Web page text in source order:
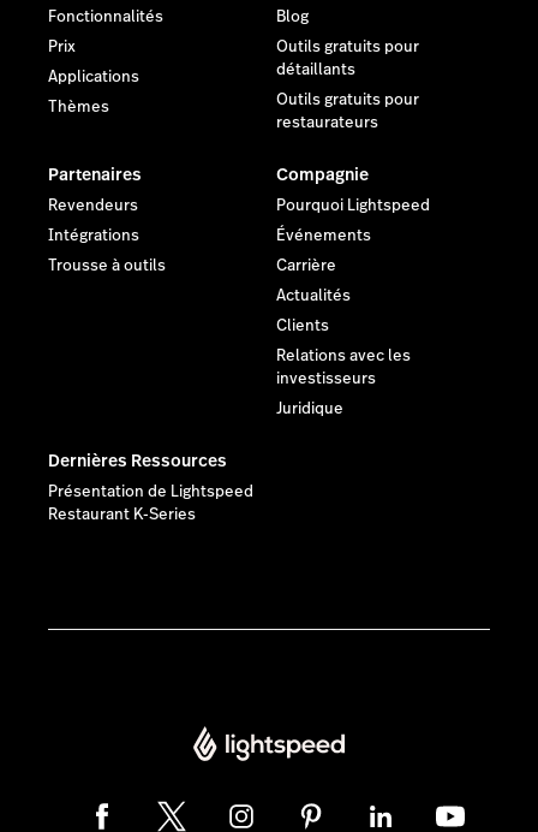
Fonctionnalités
Prix
Applications
Thèmes
Blog
Outils gratuits pour
détaillants
Outils gratuits pour
restaurateurs
Partenaires
Revendeurs
Intégrations
Trousse à outils
Compagnie
Pourquoi Lightspeed
Événements
Carrière
Actualités
Clients
Relations avec les
investisseurs
Juridique
Dernières Ressources
Présentation de Lightspeed
Restaurant K-Series